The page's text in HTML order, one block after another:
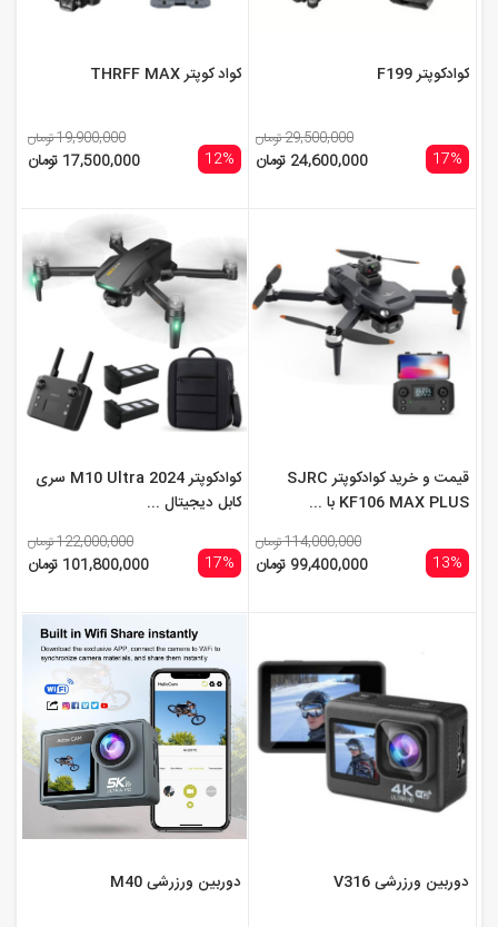
کوادکوپتر F199
17%
29,500,000 تومان
24,600,000 تومان
کواد کوپتر THRFF MAX
12%
19,900,000 تومان
17,500,000 تومان
قیمت و خرید کوادکوپتر SJRC
KF106 MAX PLUS با ...
13%
114,000,000 تومان
99,400,000 تومان
کوادکوپتر M10 Ultra 2024 سری
کابل دیجیتال ...
17%
122,000,000 تومان
101,800,000 تومان
دوربین ورزرشی V316 دوربین ورزرشی M40